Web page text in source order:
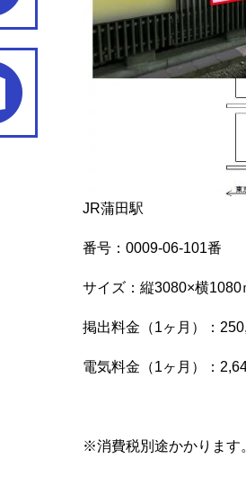
JR蒲田駅
番号：0009-06-101番
サイズ：縦3080×横1080
掲出料金（1ヶ月）：
電気料金（1ヶ月）：
※消費税別途かかります